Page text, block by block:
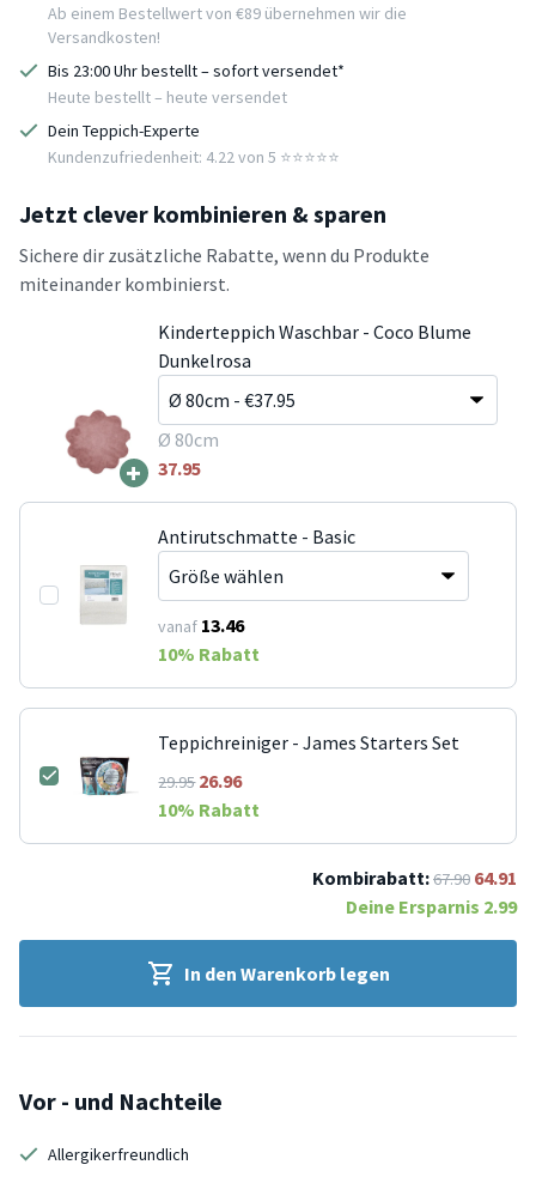
Ab einem Bestellwert von €89 übernehmen wir die
Versandkosten!
Bis 23:00 Uhr bestellt – sofort versendet*
Heute bestellt – heute versendet
Dein Teppich-Experte
Kundenzufriedenheit: 4.22 von 5 ⭐️⭐️⭐️⭐️⭐️
Jetzt clever kombinieren & sparen
Sichere dir zusätzliche Rabatte, wenn du Produkte
miteinander kombinierst.
+
Kinderteppich Waschbar - Coco Blume
Dunkelrosa
Ø 80cm
37.95
Antirutschmatte - Basic
vanaf 13.46
10% Rabatt
Teppichreiniger - James Starters Set
29.9526.96
10% Rabatt
Kombirabatt:67.90 64.91
Deine Ersparnis 2.99
In den Warenkorb legen
Vor - und Nachteile
Allergikerfreundlich